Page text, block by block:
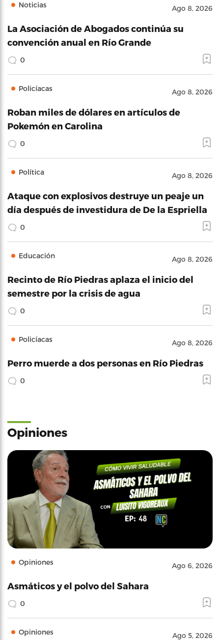
Noticias Ago 8, 2026
La Asociación de Abogados continúa su
convención anual en Río Grande
0
Policíacas Ago 8, 2026
Roban miles de dólares en artículos de
Pokemón en Carolina
0
Política Ago 8, 2026
Ataque con explosivos destruye un peaje un
día después de investidura de De la Espriella
0
Educación Ago 8, 2026
Recinto de Río Piedras aplaza el inicio del
semestre por la crisis de agua
0
Policíacas Ago 8, 2026
Perro muerde a dos personas en Río Piedras
0
Opiniones
Opiniones Ago 6, 2026
Asmáticos y el polvo del Sahara
0
Opiniones Ago 5, 2026